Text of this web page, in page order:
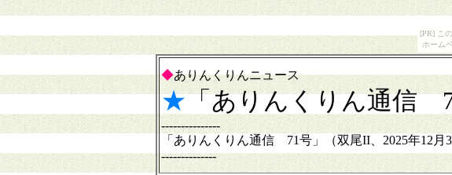
[PR] こ
ホーム
◆ありんくりんニュース
★「ありんくりん通信
---------------
「ありんくりん通信 71号」（双尾II、2025年12月
--------------